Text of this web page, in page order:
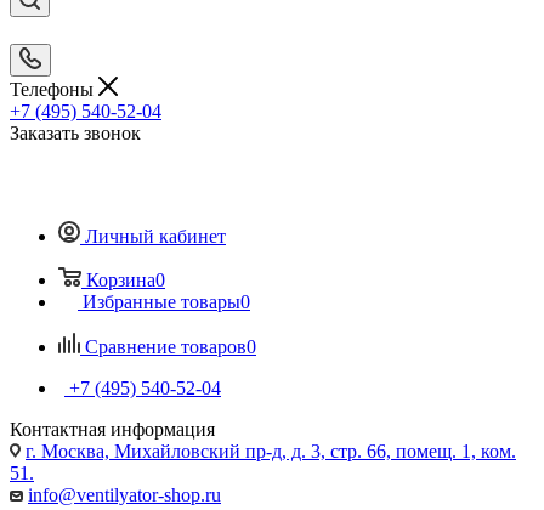
Телефоны
+7 (495) 540-52-04
Заказать звонок
Личный кабинет
Корзина0
Избранные товары0
Сравнение товаров0
+7 (495) 540-52-04
Контактная информация
г. Москва, Михайловский пр-д, д. 3, cтр. 66, помещ. 1, ком.
51.
info@ventilyator-shop.ru